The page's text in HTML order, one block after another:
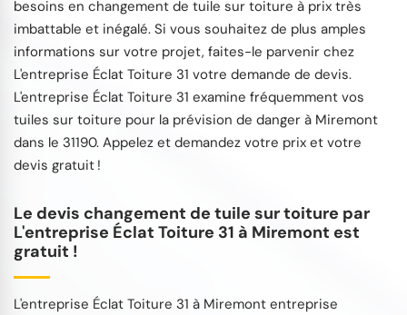
besoins en changement de tuile sur toiture à prix très
imbattable et inégalé. Si vous souhaitez de plus amples
informations sur votre projet, faites-le parvenir chez
L'entreprise Éclat Toiture 31 votre demande de devis.
L'entreprise Éclat Toiture 31 examine fréquemment vos
tuiles sur toiture pour la prévision de danger à Miremont
dans le 31190. Appelez et demandez votre prix et votre
devis gratuit !
Le devis changement de tuile sur toiture par
L'entreprise Éclat Toiture 31 à Miremont est
gratuit !
L'entreprise Éclat Toiture 31 à Miremont entreprise